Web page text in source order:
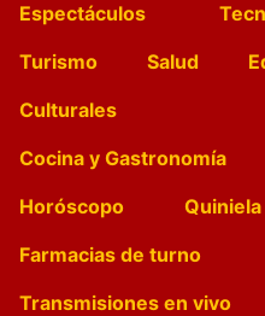
Espectáculos
Turismo
Salud
Culturales
Cocina y Gastronomía
Horóscopo
Quiniela
Farmacias de turno
Transmisiones en vivo